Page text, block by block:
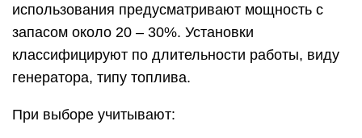
использования предусматривают мощность с
запасом около 20 – 30%. Установки
классифицируют по длительности работы, виду
генератора, типу топлива.
При выборе учитывают: